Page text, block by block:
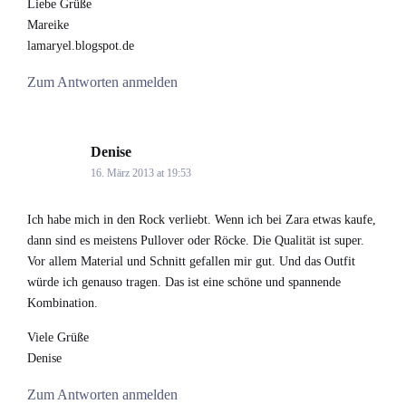
Liebe Grüße
Mareike
lamaryel.blogspot.de
Zum Antworten anmelden
Denise
16. März 2013 at 19:53
Ich habe mich in den Rock verliebt. Wenn ich bei Zara etwas kaufe,
dann sind es meistens Pullover oder Röcke. Die Qualität ist super.
Vor allem Material und Schnitt gefallen mir gut. Und das Outfit
würde ich genauso tragen. Das ist eine schöne und spannende
Kombination.
Viele Grüße
Denise
Zum Antworten anmelden